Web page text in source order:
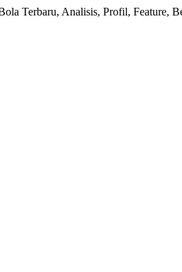
Terbaru, Analisis, Profil, Feature,